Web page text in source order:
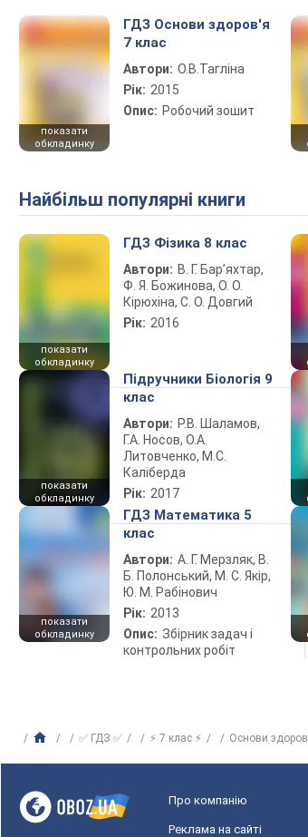
показати
обкладинку
ГДЗ Основи здоров'я
7 клас
Автори: О.В.Тагліна
Рік: 2015
Опис: Робочий зошит
Найбільш популярні книги
показати
обкладинку
ГДЗ Фізика 8 клас
Автори: В. Г. Бар’яхтар,
Ф. Я. Божинова, О. О.
Кірюхіна, С. О. Довгий
Рік: 2016
показати
обкладинку
Підручники Біологія 9
клас
Автори: Р.В. Шаламов,
Г.А. Носов, О.А.
Литовченко, М.С.
Каліберда
Рік: 2017
показати
обкладинку
ГДЗ Математика 5
клас
Автори: А. Г. Мерзляк, В.
Б. Полонський, М. С. Якір,
Ю. М. Рабінович
Рік: 2013
Опис: Збірник задач і
контрольних робіт
✅ ГДЗ ✅ ⚡ 7 клас ⚡ Основи
Про компанію
Реклама на сайті